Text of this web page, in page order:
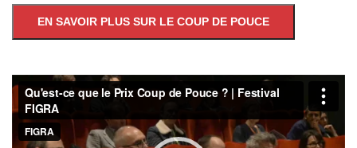
EN SAVOIR PLUS SUR LE COUP DE POUCE
Lecteur
vidéo